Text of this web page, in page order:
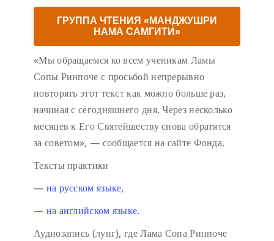
ГРУППА ЧТЕНИЯ «МАНДЖУШРИ
НАМА САМГИТИ»
«Мы обращаемся ко всем ученикам Ламы
Сопы Ринпоче с просьбой непрерывно
повторять этот текст как можно больше раз,
начиная с сегодняшнего дня. Через несколько
месяцев к Его Святейшеству снова обратятся
за советом», — сообщается на сайте Фонда.
Тексты практики
— на русском языке,
— на английском языке.
Аудиозапись (лунг), где Лама Сопа Ринпоче